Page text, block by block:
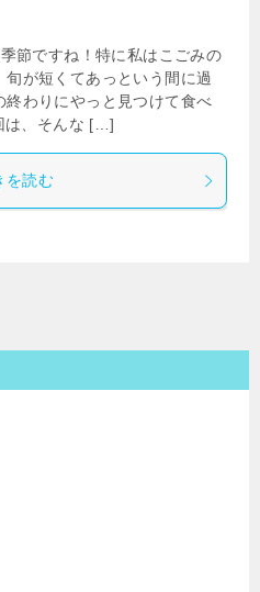
節ですね！特に私はこごみの
が短くてあっという間に過
終わりにやっと見つけて食べ
は、そんな […]
を読む